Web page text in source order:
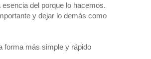
del porque lo hacemos.
y dejar lo demás como
forma más simple y rápido